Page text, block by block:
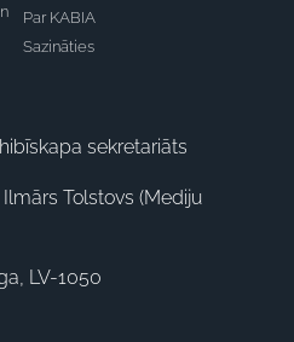
Par KABIA
Sazināties
sekretariāts
Ilmārs Tolstovs (Mediju
LV-1050